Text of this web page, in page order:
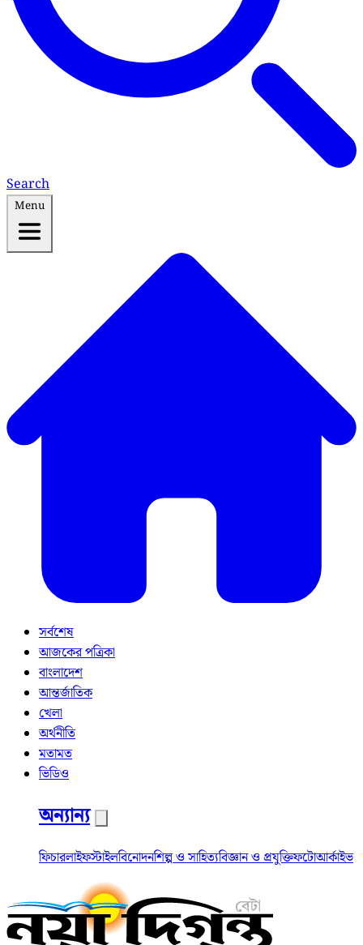
Search
Menu
সর্বশেষ
আজকের পত্রিকা
বাংলাদেশ
আন্তর্জাতিক
খেলা
অর্থনীতি
মতামত
ভিডিও
অন্যান্য
ফিচারলাইফস্টাইলবিনোদনশিল্প ও সাহিত্যবিজ্ঞান ও প্রযুক্তিফটোআর্কাইভ